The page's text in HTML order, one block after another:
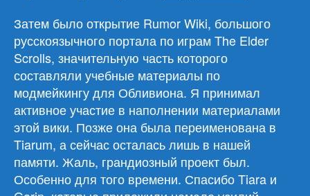
Затем было открытие Rumor Wiki, большого
русскоязычного портала по играм The Elder
Scrolls, значительную часть которого
составляли учебные материалы по
модмейкингу для Обливиона. Я принимал
активное участие в наполнении материалами
этой вики. Позже она была переименована в
Tiarum, а сейчас осталась лишь в нашей
памяти. Жаль, грандиозный проект был.
Особенно для того времени. Спасибо Tiara и